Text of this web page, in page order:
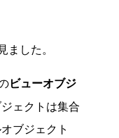
ました。
ビューオブジ
ェクトは集合
ブジェクト